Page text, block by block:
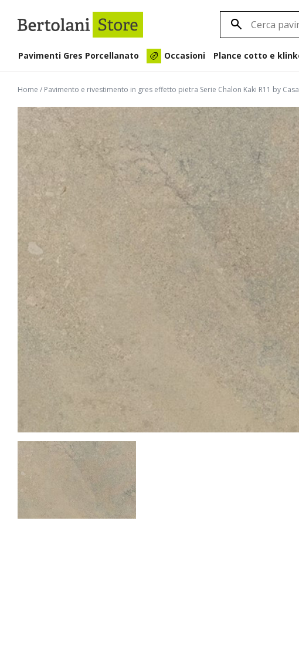
Pavimenti Gres Porcellanato Occasioni Plance cotto e
Home / Pavimento e rivestimento in gres effetto pietra Serie Chalon Kaki R11 by